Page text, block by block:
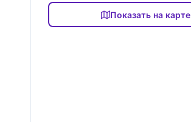
Показать на карте